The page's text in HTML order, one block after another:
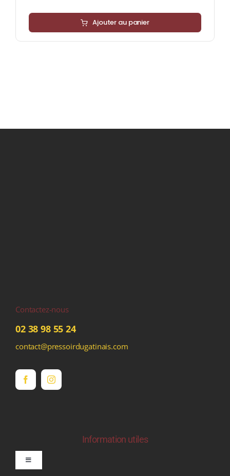
Ajouter au panier
Contactez-nous
02 38 98 55 24
contact@pressoirdugatinais.com
Information utiles
Toggle